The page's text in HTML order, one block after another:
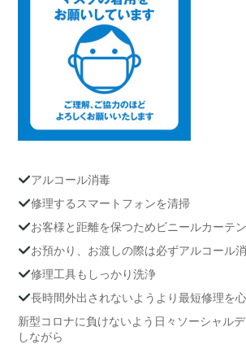
アルコール消毒
修理するスマートフォンを清掃
お客様と距離を保つためビニールカーテ
お預かり、お渡しの際は必ずアルコール
修理工具もしっかり洗浄
長時間外出されないようより最短修理を
新型コロナに負けないよう日々ソーシャル
しながら